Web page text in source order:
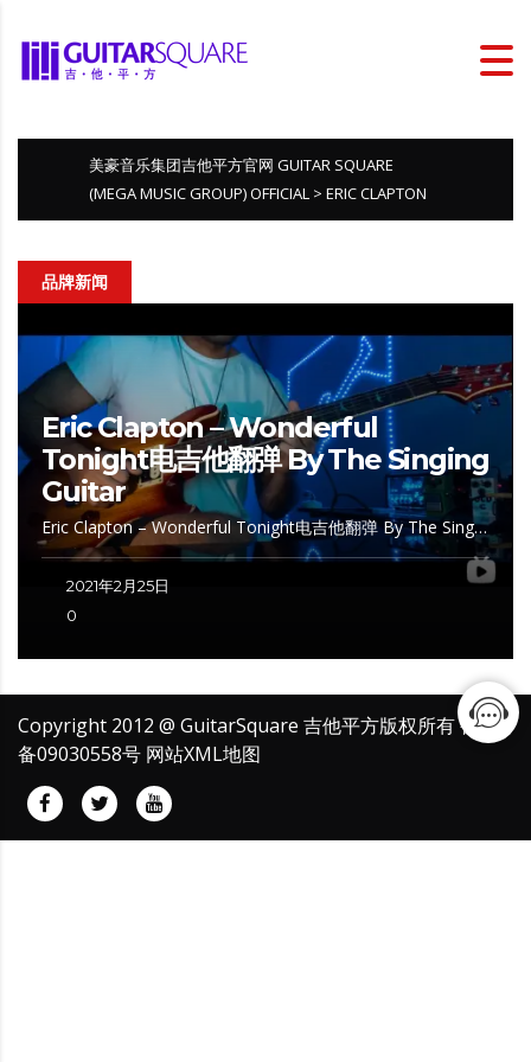
美豪音乐集团吉他平方官网 GUITAR SQUARE
(MEGA MUSIC GROUP) OFFICIAL > ERIC CLAPTON
品牌新闻
Eric Clapton – Wonderful
Tonight电吉他翻弹 By The Singing
Guitar
Eric Clapton – Wonderful Tonight电吉他翻弹 By The Sing…
2021年2月25日
0
Copyright 2012 @ GuitarSquare 吉他平方版权所有鲁ICP
备09030558号 网站XML地图